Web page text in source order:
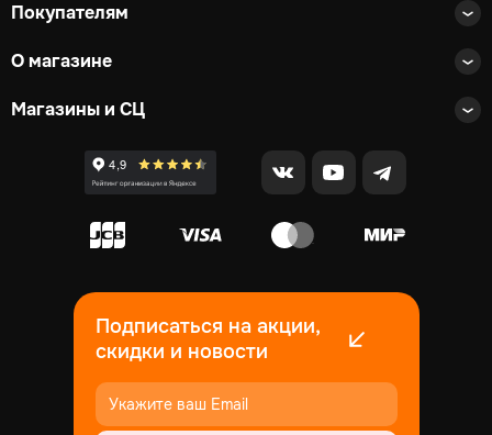
Покупателям
О магазине
Магазины и СЦ
Подписаться на акции,
скидки и новости